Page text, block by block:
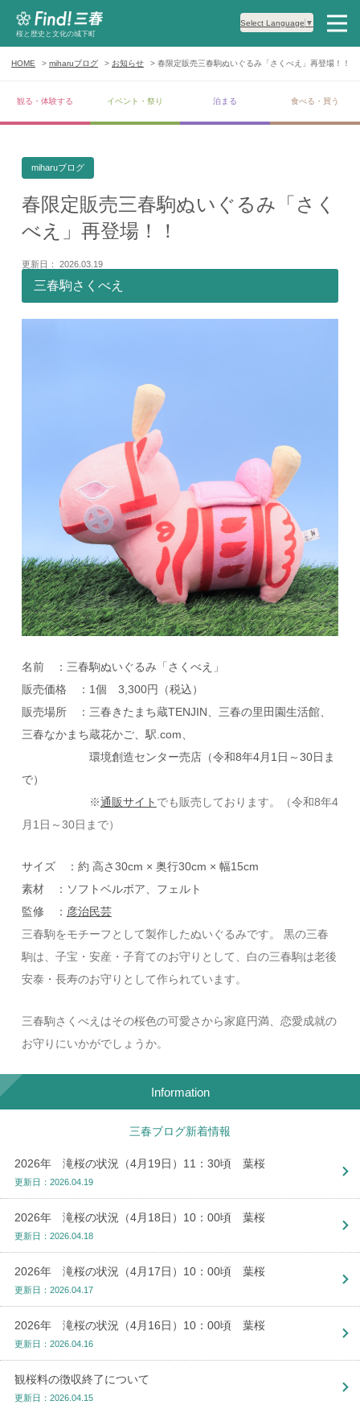
桜と歴史と文化の城下町
Select Language ▼
HOME miharuブログ お知らせ 春限定販売三春駒ぬいぐるみ「さくべえ」再登場！！
観る・体験する イベント・祭り 泊まる 食べる・買う
miharuブログ
春限定販売三春駒ぬいぐるみ「さく
べえ」再登場！！
更新日： 2026.03.19
三春駒さくべえ
名前 ：三春駒ぬいぐるみ「さくべえ」
販売価格 ：1個 3,300円（税込）
販売場所 ：三春きたまち蔵TENJIN、三春の里田園生活館、
三春なかまち蔵花かご、駅.com、
環境創造センター売店（令和8年4月1日～30日ま
で）
※通販サイト でも販売しております。（令和8年4
月1日～30日まで）
サイズ ：約 高さ30cm × 奥行30cm × 幅15cm
素材 ：ソフトベルボア、フェルト
監修 ： 彦治民芸
三春駒をモチーフとして製作したぬいぐるみです。 黒の三春
駒は、子宝・安産・子育てのお守りとして、白の三春駒は老後
安泰・長寿のお守りとして作られています。
三春駒さくべえはその桜色の可愛さから家庭円満、恋愛成就の
お守りにいかがでしょうか。
Information
三春ブログ新着情報
2026年 滝桜の状況（4月19日）11：30頃 葉桜
更新日：2026.04.19
2026年 滝桜の状況（4月18日）10：00頃 葉桜
更新日：2026.04.18
2026年 滝桜の状況（4月17日）10：00頃 葉桜
更新日：2026.04.17
2026年 滝桜の状況（4月16日）10：00頃 葉桜
更新日：2026.04.16
観桜料の徴収終了について
更新日：2026.04.15